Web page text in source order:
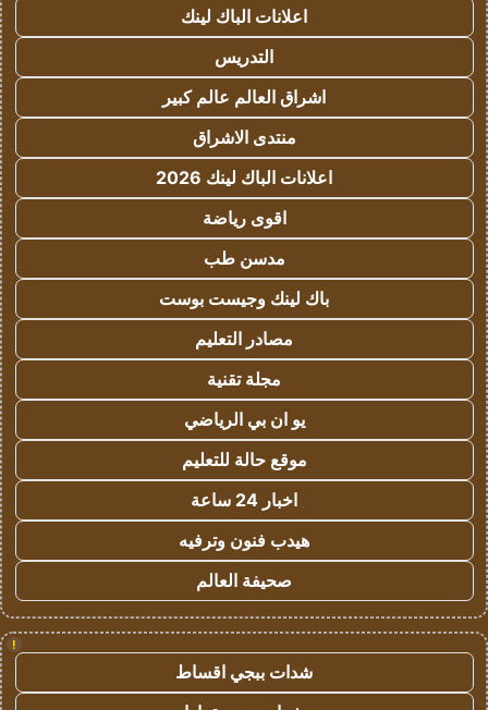
اعلانات الباك لينك
التدريس
اشراق العالم عالم كبير
منتدى الاشراق
اعلانات الباك لينك 2026
اقوى رياضة
مدسن طب
باك لينك وجيست بوست
مصادر التعليم
مجلة تقنية
يو ان بي الرياضي
موقع حالة للتعليم
اخبار 24 ساعة
هيدب فنون وترفيه
صحيفة العالم
!
شدات ببجي اقساط